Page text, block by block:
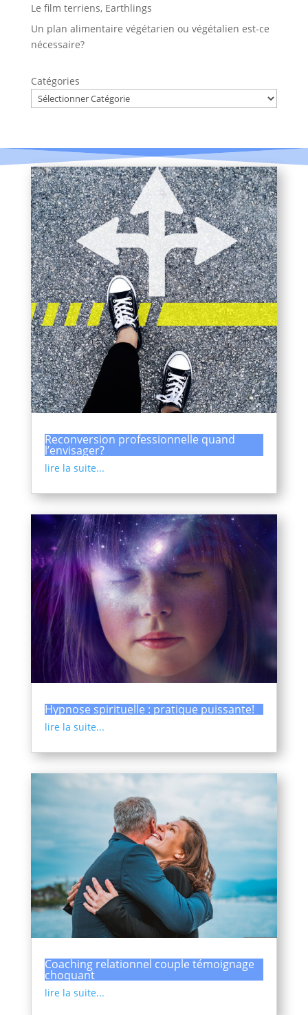
Le film terriens, Earthlings
Un plan alimentaire végétarien ou végétalien est-ce
nécessaire?
Catégories
Reconversion professionnelle quand
l’envisager?
lire la suite...
Hypnose spirituelle : pratique puissante!
lire la suite...
Coaching relationnel couple témoignage
choquant
lire la suite...